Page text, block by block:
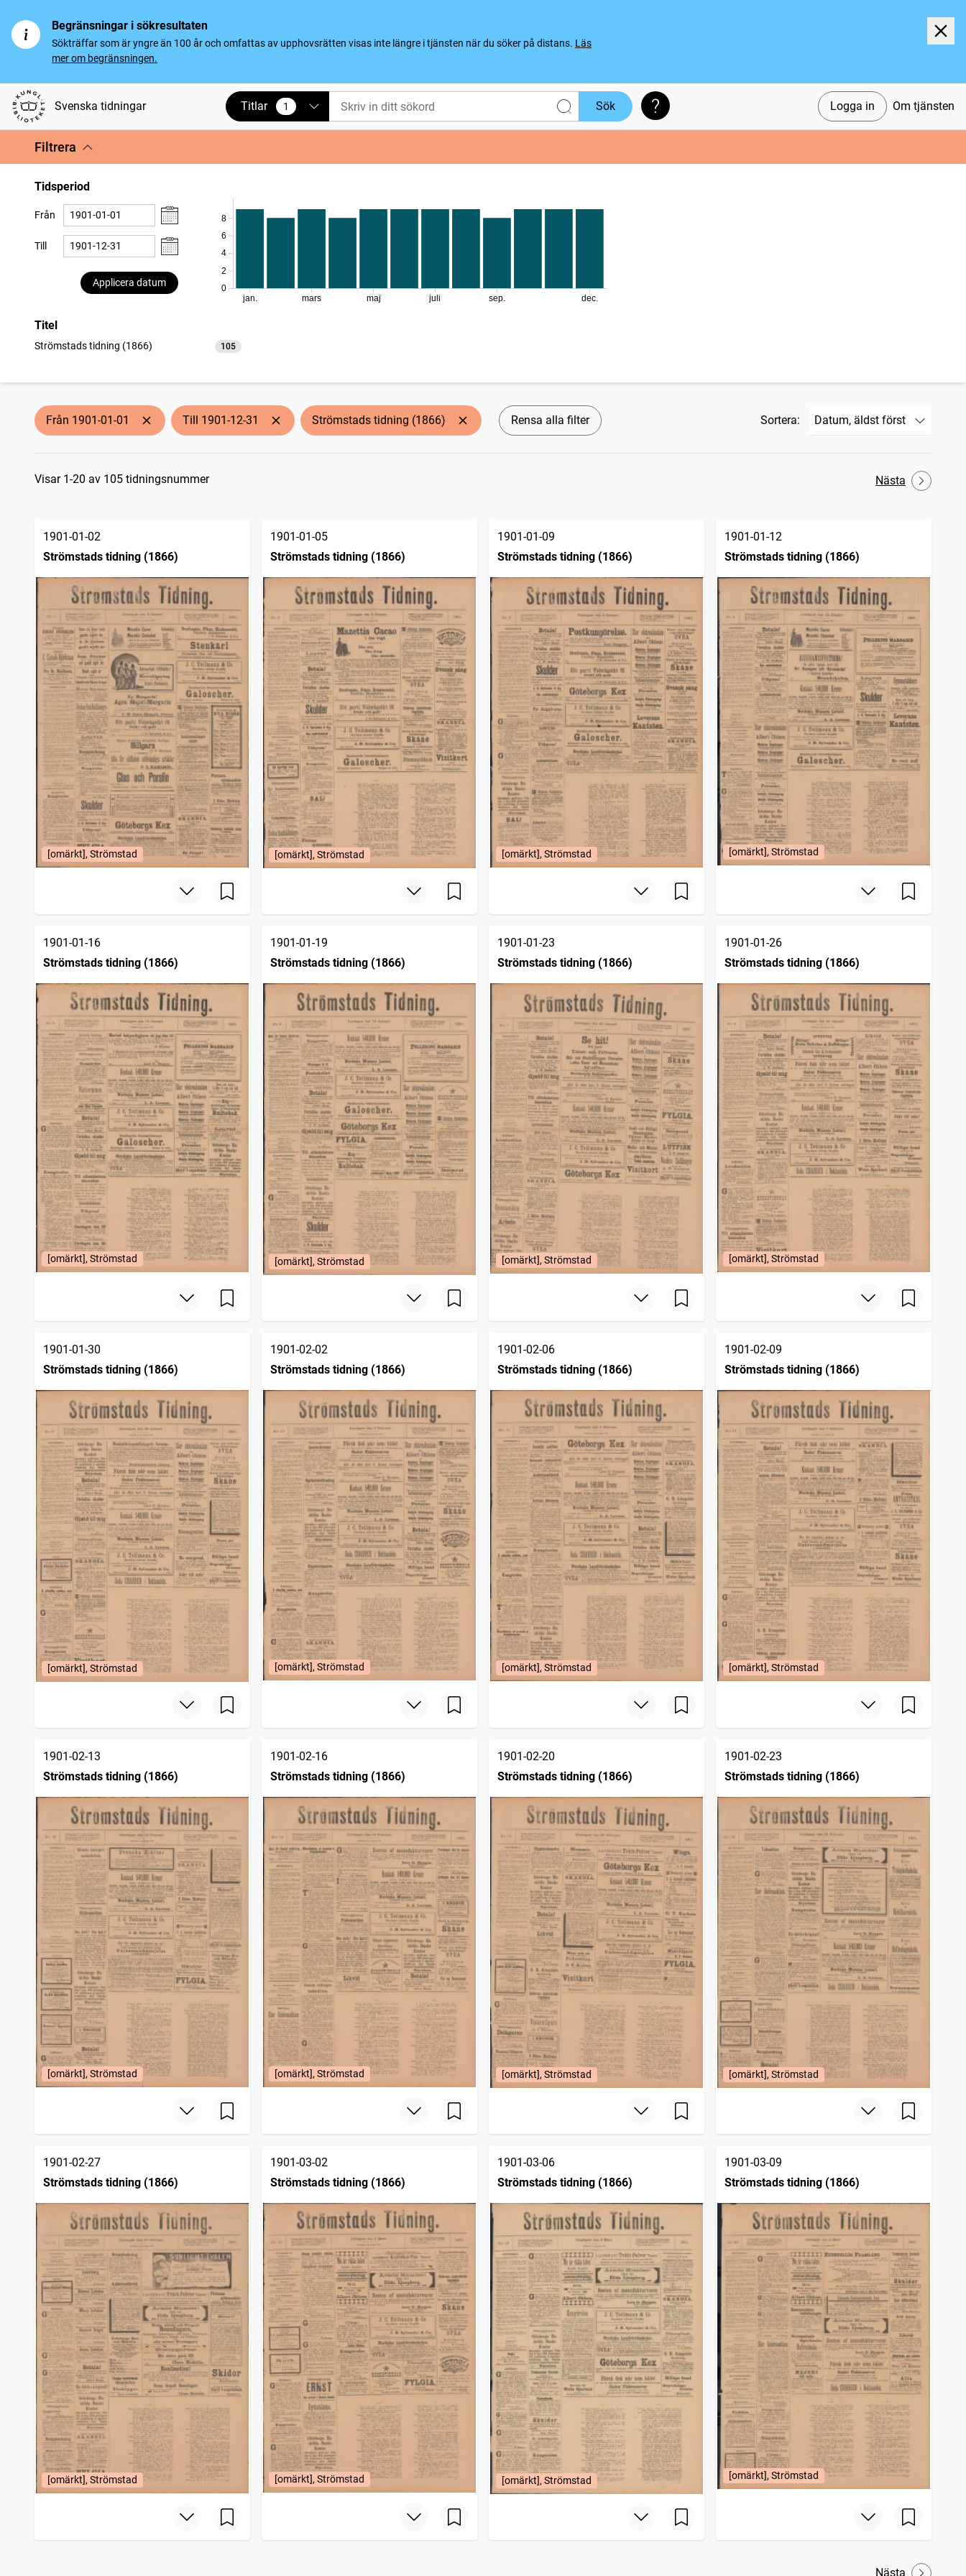
Begränsningar i sökresultaten
Sökträffar som är yngre än 100 år och omfattas av upphovsrätten visas inte längre i tjänsten när du söker på distans. Läs
mer om begränsningen.
Svenska tidningar Logga in Om tjänsten
Titlar 1
vald Sök Söktips
Filtrera
Tidsperiod
Från
Till
Applicera datum
0
2
4
6
8
jan. mars maj juli sep. dec.
Titel
Strömstads tidning (1866) 105
träffar
Från 1901-01-01 Till 1901-12-31 Strömstads tidning (1866) Rensa alla filter Sortera:
Sökresultat
Visar 1-20 av 105 tidningsnummer Nästa
1901-01-02
Strömstads tidning (1866)
[omärkt], Strömstad
1901-01-05
Strömstads tidning (1866)
[omärkt], Strömstad
1901-01-09
Strömstads tidning (1866)
[omärkt], Strömstad
1901-01-12
Strömstads tidning (1866)
[omärkt], Strömstad
1901-01-16
Strömstads tidning (1866)
[omärkt], Strömstad
1901-01-19
Strömstads tidning (1866)
[omärkt], Strömstad
1901-01-23
Strömstads tidning (1866)
[omärkt], Strömstad
1901-01-26
Strömstads tidning (1866)
[omärkt], Strömstad
1901-01-30
Strömstads tidning (1866)
[omärkt], Strömstad
1901-02-02
Strömstads tidning (1866)
[omärkt], Strömstad
1901-02-06
Strömstads tidning (1866)
[omärkt], Strömstad
1901-02-09
Strömstads tidning (1866)
[omärkt], Strömstad
1901-02-13
Strömstads tidning (1866)
[omärkt], Strömstad
1901-02-16
Strömstads tidning (1866)
[omärkt], Strömstad
1901-02-20
Strömstads tidning (1866)
[omärkt], Strömstad
1901-02-23
Strömstads tidning (1866)
[omärkt], Strömstad
1901-02-27
Strömstads tidning (1866)
[omärkt], Strömstad
1901-03-02
Strömstads tidning (1866)
[omärkt], Strömstad
1901-03-06
Strömstads tidning (1866)
[omärkt], Strömstad
1901-03-09
Strömstads tidning (1866)
[omärkt], Strömstad
Nästa